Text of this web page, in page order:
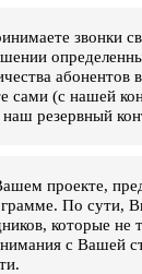
звонки
абонентов
сами (с нашей
резервный
проекте,
По сути,
которые не
с Вашей